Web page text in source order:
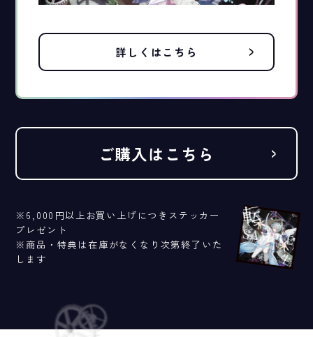
詳しくはこちら
ご購入はこちら
※6,000円以上お買い上げにつきステッカー
プレゼント
※商品・特典は在庫がなくなり次第終了いた
します